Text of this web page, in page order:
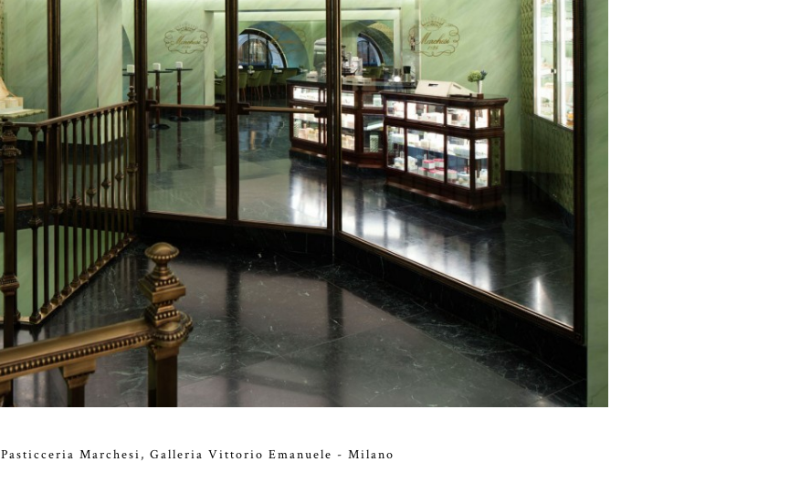
Pasticceria Marchesi, Galleria Vittorio Emanuele - Milano